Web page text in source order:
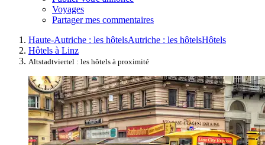
Voyages
Partager mes commentaires
Haute-Autriche : les hôtelsAutriche : les hôtelsHôtels
Hôtels à Linz
Altstadtviertel : les hôtels à proximité